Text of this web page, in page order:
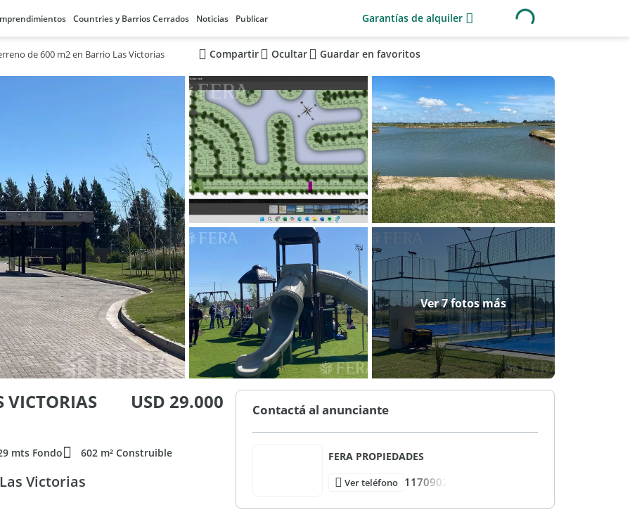
Countries y Barrios Cerrados Noticias Publicar Garantías de alquiler
de 600 m2 en Barrio Las Victorias Compartir Ocultar Guardar en favoritos
Ver 7 fotos más
VICTORIAS USD 29.000
mts Fondo 602 m² Construible
Victorias
Contactá al anunciante
FERA PROPIEDADES
Ver teléfono 1170902